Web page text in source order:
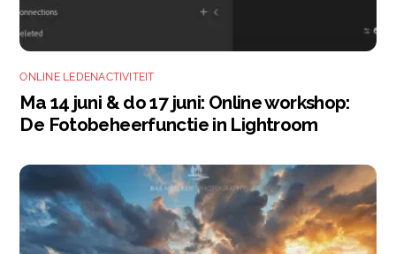
ONLINE LEDENACTIVITEIT
Ma 14 juni & do 17 juni: Online workshop:
De Fotobeheerfunctie in Lightroom